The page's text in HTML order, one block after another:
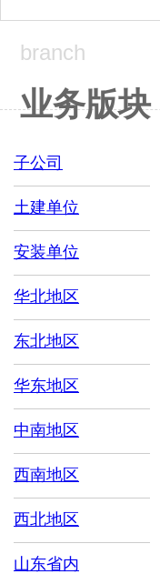
精品工程
企业荣誉
集团表彰
分支机构
联系k8体育
branch
业务版块
子公司
土建单位
安装单位
华北地区
东北地区
华东地区
中南地区
西南地区
西北地区
山东省内